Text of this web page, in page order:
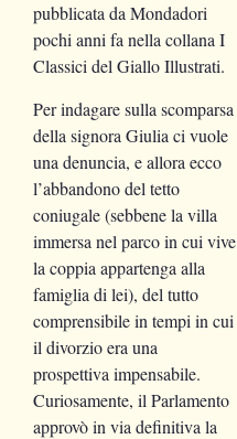
pubblicata da Mondadori
pochi anni fa nella collana I
Classici del Giallo Illustrati.
Per indagare sulla scomparsa
della signora Giulia ci vuole
una denuncia, e allora ecco
l’abbandono del tetto
coniugale (sebbene la villa
immersa nel parco in cui vive
la coppia appartenga alla
famiglia di lei), del tutto
comprensibile in tempi in cui
il divorzio era una
prospettiva impensabile.
Curiosamente, il Parlamento
approvò in via definitiva la